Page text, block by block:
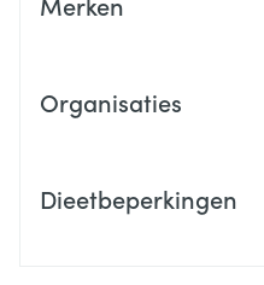
Organisaties
Dieetbeperkingen